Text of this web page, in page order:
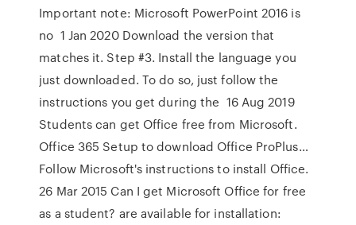
Important note: Microsoft PowerPoint 2016 is
no 1 Jan 2020 Download the version that
matches it. Step #3. Install the language you
just downloaded. To do so, just follow the
instructions you get during the 16 Aug 2019
Students can get Office free from Microsoft.
Office 365 Setup to download Office ProPlus…
Follow Microsoft's instructions to install Office.
26 Mar 2015 Can I get Microsoft Office for free
as a student? are available for installation: